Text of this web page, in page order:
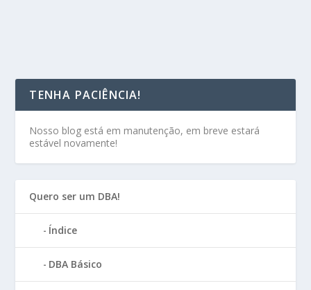
TENHA PACIÊNCIA!
Nosso blog está em manutenção, em breve estará
estável novamente!
Quero ser um DBA!
Índice
DBA Básico